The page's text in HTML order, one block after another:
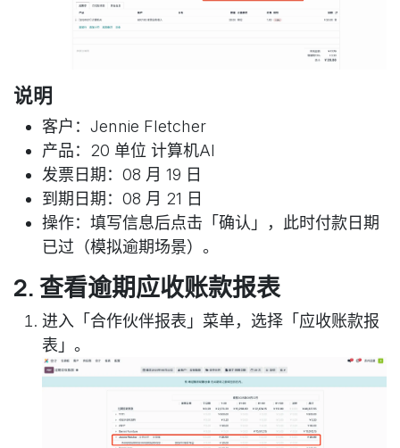
说明
客户：Jennie Fletcher
产品：20 单位 计算机AI
发票日期：08 月 19 日
到期日期：08 月 21 日
操作：填写信息后点击「确认」，此时付款日期
已过（模拟逾期场景）。
2. 查看逾期应收账款报表
进入「合作伙伴报表」菜单，选择「应收账款报
表」。